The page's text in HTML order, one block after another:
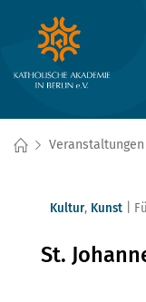
Veranstaltungen
Kultur, Kunst
St.